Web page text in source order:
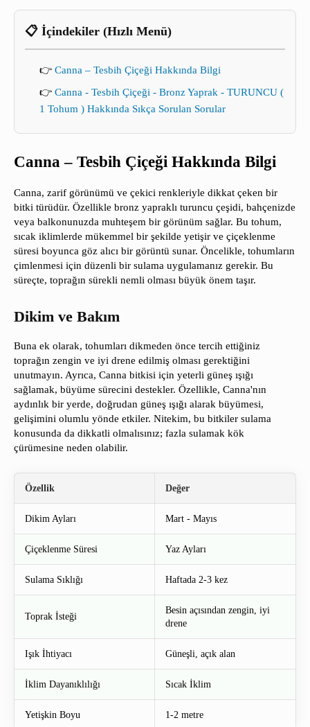
📋 İçindekiler (Hızlı Menü)
👉 Canna – Tesbih Çiçeği Hakkında Bilgi
👉 Canna - Tesbih Çiçeği - Bronz Yaprak - TURUNCU (
1 Tohum ) Hakkında Sıkça Sorulan Sorular
Canna – Tesbih Çiçeği Hakkında Bilgi
Canna, zarif görünümü ve çekici renkleriyle dikkat çeken bir
bitki türüdür. Özellikle bronz yapraklı turuncu çeşidi, bahçenizde
veya balkonunuzda muhteşem bir görünüm sağlar. Bu tohum,
sıcak iklimlerde mükemmel bir şekilde yetişir ve çiçeklenme
süresi boyunca göz alıcı bir görüntü sunar. Öncelikle, tohumların
çimlenmesi için düzenli bir sulama uygulamanız gerekir. Bu
süreçte, toprağın sürekli nemli olması büyük önem taşır.
Dikim ve Bakım
Buna ek olarak, tohumları dikmeden önce tercih ettiğiniz
toprağın zengin ve iyi drene edilmiş olması gerektiğini
unutmayın. Ayrıca, Canna bitkisi için yeterli güneş ışığı
sağlamak, büyüme sürecini destekler. Özellikle, Canna'nın
aydınlık bir yerde, doğrudan güneş ışığı alarak büyümesi,
gelişimini olumlu yönde etkiler. Nitekim, bu bitkiler sulama
konusunda da dikkatli olmalısınız; fazla sulamak kök
çürümesine neden olabilir.
Özellik Değer
Dikim Ayları Mart - Mayıs
Çiçeklenme Süresi Yaz Ayları
Sulama Sıklığı Haftada 2-3 kez
Toprak İsteği
Besin açısından zengin, iyi
drene
Işık İhtiyacı Güneşli, açık alan
İklim Dayanıklılığı Sıcak İklim
Yetişkin Boyu 1-2 metre